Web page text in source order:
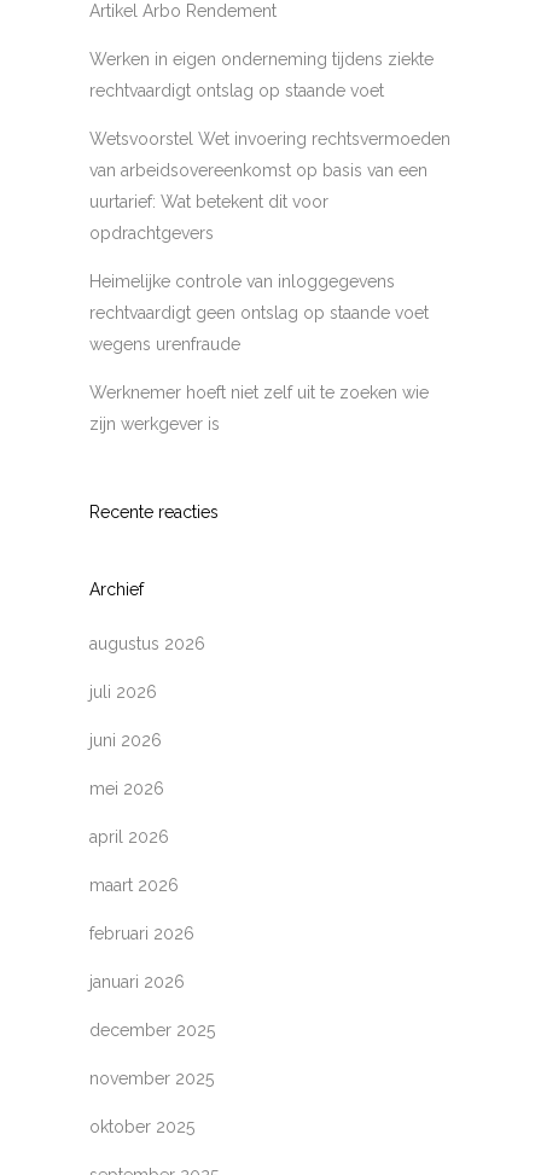
Artikel Arbo Rendement
Werken in eigen onderneming tijdens ziekte
rechtvaardigt ontslag op staande voet
Wetsvoorstel Wet invoering rechtsvermoeden
van arbeidsovereenkomst op basis van een
uurtarief: Wat betekent dit voor
opdrachtgevers
Heimelijke controle van inloggegevens
rechtvaardigt geen ontslag op staande voet
wegens urenfraude
Werknemer hoeft niet zelf uit te zoeken wie
zijn werkgever is
Recente reacties
Archief
augustus 2026
juli 2026
juni 2026
mei 2026
april 2026
maart 2026
februari 2026
januari 2026
december 2025
november 2025
oktober 2025